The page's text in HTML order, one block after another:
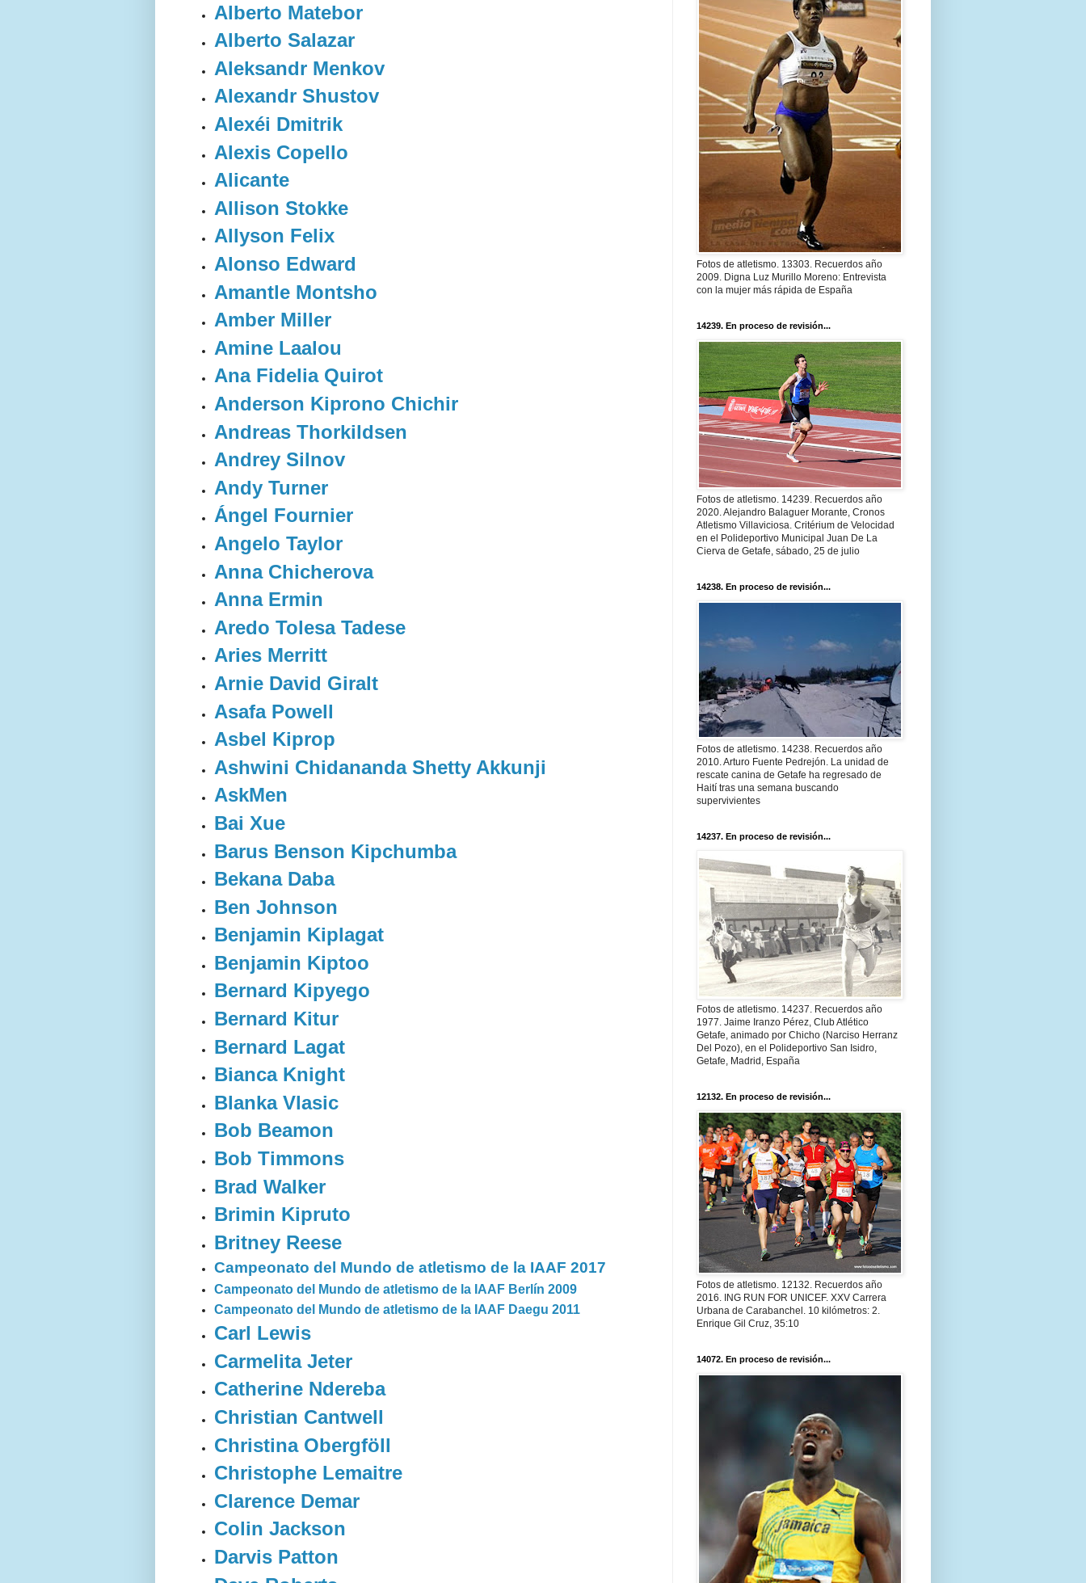
Alberto Matebor
Alberto Salazar
Aleksandr Menkov
Alexandr Shustov
Alexéi Dmitrik
Alexis Copello
Alicante
Allison Stokke
Allyson Felix
Alonso Edward
Amantle Montsho
Amber Miller
Amine Laalou
Ana Fidelia Quirot
Anderson Kiprono Chichir
Andreas Thorkildsen
Andrey Silnov
Andy Turner
Ángel Fournier
Angelo Taylor
Anna Chicherova
Anna Ermin
Aredo Tolesa Tadese
Aries Merritt
Arnie David Giralt
Asafa Powell
Asbel Kiprop
Ashwini Chidananda Shetty Akkunji
AskMen
Bai Xue
Barus Benson Kipchumba
Bekana Daba
Ben Johnson
Benjamin Kiplagat
Benjamin Kiptoo
Bernard Kipyego
Bernard Kitur
Bernard Lagat
Bianca Knight
Blanka Vlasic
Bob Beamon
Bob Timmons
Brad Walker
Brimin Kipruto
Britney Reese
Campeonato del Mundo de atletismo de la IAAF 2017
Campeonato del Mundo de atletismo de la IAAF Berlín 2009
Campeonato del Mundo de atletismo de la IAAF Daegu 2011
Carl Lewis
Carmelita Jeter
Catherine Ndereba
Christian Cantwell
Christina Obergföll
Christophe Lemaitre
Clarence Demar
Colin Jackson
Darvis Patton
Fotos de atletismo. 13303. Recuerdos año
2009. Digna Luz Murillo Moreno: Entrevista
con la mujer más rápida de España
14239. En proceso de revisión...
Fotos de atletismo. 14239. Recuerdos año
2020. Alejandro Balaguer Morante, Cronos
Atletismo Villaviciosa. Critérium de Velocidad
en el Polideportivo Municipal Juan De La
Cierva de Getafe, sábado, 25 de julio
14238. En proceso de revisión...
Fotos de atletismo. 14238. Recuerdos año
2010. Arturo Fuente Pedrejón. La unidad de
rescate canina de Getafe ha regresado de
Haití tras una semana buscando
supervivientes
14237. En proceso de revisión...
Fotos de atletismo. 14237. Recuerdos año
1977. Jaime Iranzo Pérez, Club Atlético
Getafe, animado por Chicho (Narciso Herranz
Del Pozo), en el Polideportivo San Isidro,
Getafe, Madrid, España
12132. En proceso de revisión...
Fotos de atletismo. 12132. Recuerdos año
2016. ING RUN FOR UNICEF. XXV Carrera
Urbana de Carabanchel. 10 kilómetros: 2.
Enrique Gil Cruz, 35:10
14072. En proceso de revisión...